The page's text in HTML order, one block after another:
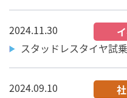
2024.11.30
スタッドレスタイヤ試
2024.09.10